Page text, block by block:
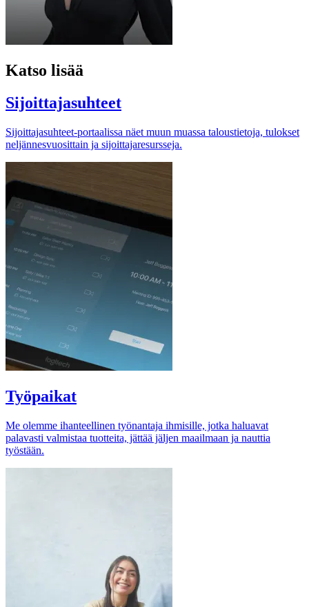
Katso lisää
Sijoittajasuhteet
Sijoittajasuhteet-portaalissa näet muun muassa taloustietoja, tulokset
neljännesvuosittain ja sijoittajaresursseja.
Työpaikat
Me olemme ihanteellinen työnantaja ihmisille, jotka haluavat
palavasti valmistaa tuotteita, jättää jäljen maailmaan ja nauttia
työstään.